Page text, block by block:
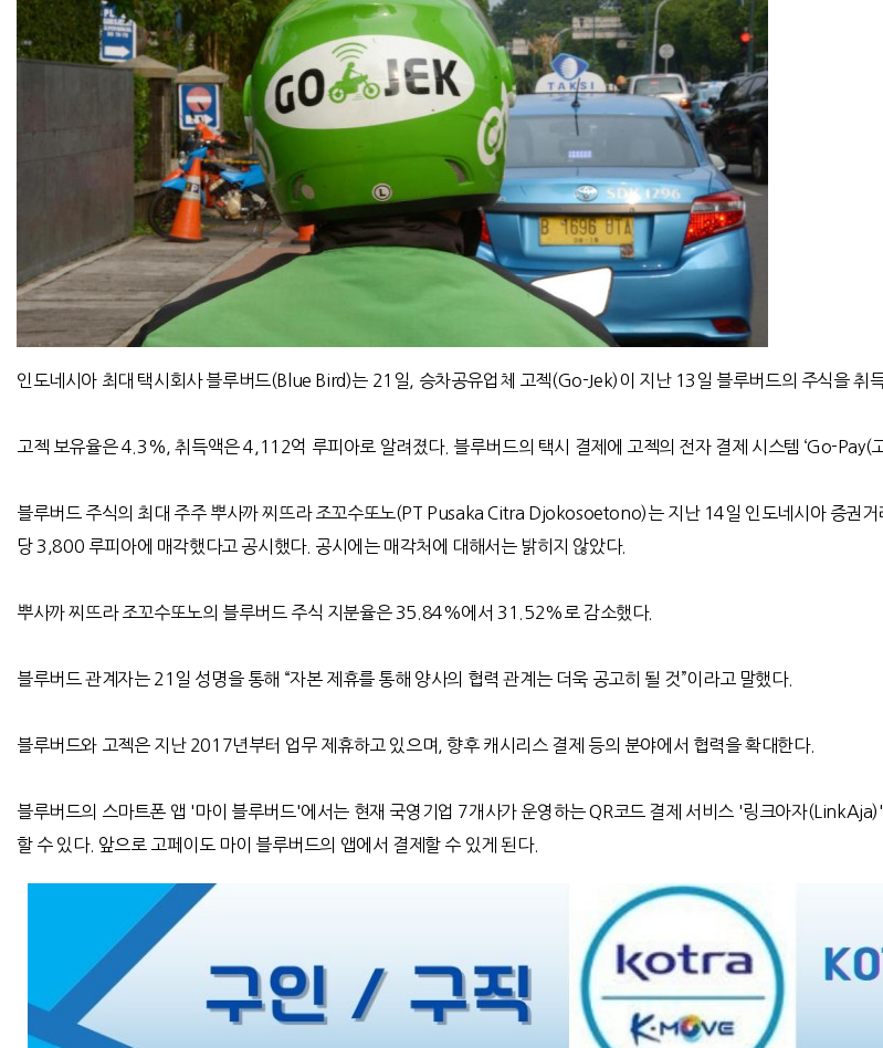
인도네시아 최대 택시회사 블루버드(Blue Bird)는 21일, 승차공유업체 고젝(Go-Jek)이 지난 13일 블루버드의 주식을 취
고젝 보유율은 4.3%, 취득액은 4,112억 루피아로 알려졌다. 블루버드의 택시 결제에 고젝의 전자 결제 시스템 ‘Go-Pay(
블루버드 주식의 최대 주주 뿌사까 찌뜨라 조꼬수또노(PT Pusaka Citra Djokosoetono)는 지난 14일 인도네시아 증권
당 3,800 루피아에 매각했다고 공시했다. 공시에는 매각처에 대해서는 밝히지 않았다.
뿌사까 찌뜨라 조꼬수또노의 블루버드 주식 지분율은 35.84%에서 31.52%로 감소했다.
블루버드 관계자는 21일 성명을 통해 “자본 제휴를 통해 양사의 협력 관계는 더욱 공고히 될 것”이라고 말했다.
블루버드와 고젝은 지난 2017년부터 업무 제휴하고 있으며, 향후 캐시리스 결제 등의 분야에서 협력을 확대한다.
블루버드의 스마트폰 앱 '마이 블루버드'에서는 현재 국영기업 7개사가 운영하는 QR코드 결제 서비스 '링크아자
할 수 있다. 앞으로 고페이도 마이 블루버드의 앱에서 결제할 수 있게 된다.